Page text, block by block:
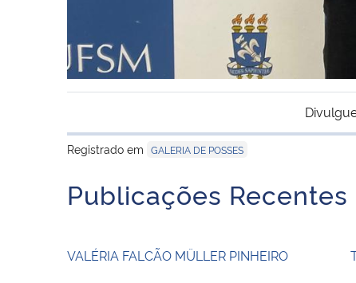
Registrado em GALERIA DE POSSES
Publicações Recentes
VALÉRIA FALCÃO MÜLLER PINHEIRO